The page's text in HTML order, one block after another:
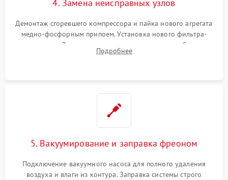
4. Замена неисправных узлов
Демонтаж сгоревшего компрессора и пайка нового агрегата
медно-фосфорным припоем. Установка нового фильтра-
осушителя. Замена изношенных вентиляторов обдува,
сломанных заслонок или поврежденных дверных петель.
Подробнее
5. Вакуумирование и заправка фреоном
Подключение вакуумного насоса для полного удаления
воздуха и влаги из контура. Заправка системы строго